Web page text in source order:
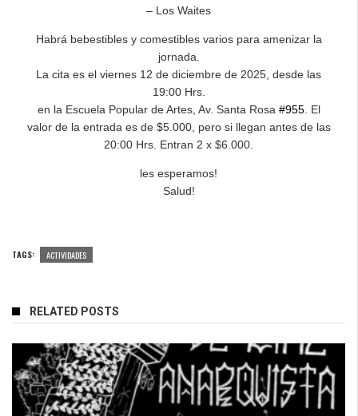
– Los Waites
Habrá bebestibles y comestibles varios para amenizar la
jornada.
La cita es el viernes 12 de diciembre de 2025, desde las
19:00 Hrs.
en la Escuela Popular de Artes, Av. Santa Rosa #955. El
valor de la entrada es de $5.000, pero si llegan antes de las
20:00 Hrs. Entran 2 x $6.000.
les esperamos!
Salud!
TAGS: ACTIVIDADES
RELATED POSTS